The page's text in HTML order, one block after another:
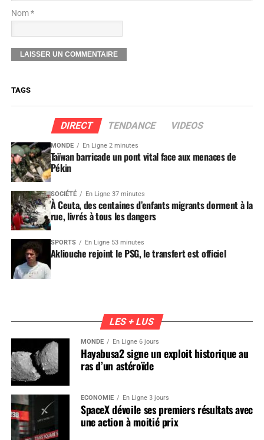
Nom *
TAGS
DIRECT TENDANCE VIDEOS
MONDE En Ligne 2 minutes
Taïwan barricade un pont vital face aux menaces de
Pékin
SOCIÉTÉ En Ligne 37 minutes
À Ceuta, des centaines d’enfants migrants dorment à la
rue, livrés à tous les dangers
SPORTS En Ligne 53 minutes
Akliouche rejoint le PSG, le transfert est officiel
LES + LUS
MONDE En Ligne 6 jours
Hayabusa2 signe un exploit historique au
ras d’un astéroïde
ÉCONOMIE En Ligne 3 jours
SpaceX dévoile ses premiers résultats avec
une action à moitié prix